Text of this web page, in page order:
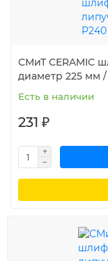
СМиТ CERAMIC
диаметр 225 мм /
Есть в наличии
231 ₽